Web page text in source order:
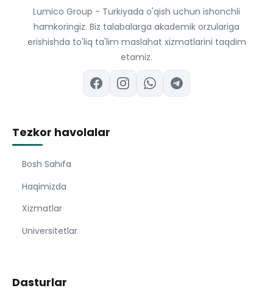
Lumico Group - Turkiyada o'qish uchun ishonchli
hamkoringiz. Biz talabalarga akademik orzulariga
erishishda to'liq ta'lim maslahat xizmatlarini taqdim
etamiz.
Tezkor havolalar
Bosh Sahıfa
Haqimizda
Xizmatlar
Universitetlar
Dasturlar